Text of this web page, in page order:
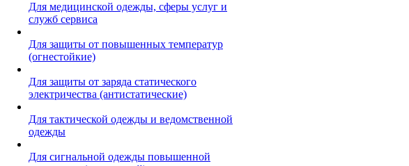
Для медицинской одежды, сферы услуг и
служб сервиса
Для защиты от повышенных температур
(огнестойкие)
Для защиты от заряда статического
электричества (антистатические)
Для тактической одежды и ведомственной
одежды
Для сигнальной одежды повышенной